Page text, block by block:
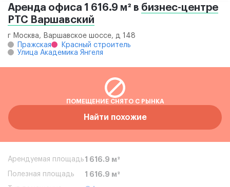
Аренда офиса 1 616.9 м² в бизнес-центре
РТС Варшавский
г Москва, Варшавское шоссе, д 148
Пражская
Красный строитель
Улица Академика Янгеля
ПОМЕЩЕНИЕ СНЯТО С РЫНКА
Найти похожие
Арендуемая площадь 1 616.9 м²
Полезная площадь 1 616.9 м²